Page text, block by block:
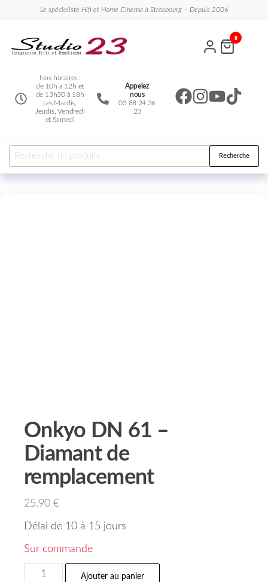
Le spécialiste Hifi et Home Cinema à Strasbourg – Depuis 2006
Nos horaires :
de 10h à 12h et
de 13h30 à 18h
Les Mardis,
Jeudis, Vendredi
et Samedi
Appelez
nous
03 88 24 36
23
0
Recherche
Onkyo DN 61 –
Diamant de
remplacement
25.90 €
Délai de 10 à 15 jours
Sur commande
Ajouter au panier